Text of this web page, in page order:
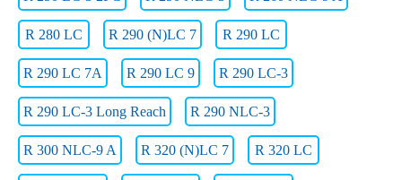
R 280 LC R 290 (N)LC 7 R 290 LC
R 290 LC 7A R 290 LC 9 R 290 LC-3
R 290 LC-3 Long Reach R 290 NLC-3
R 300 NLC-9 A R 320 (N)LC 7 R 320 LC